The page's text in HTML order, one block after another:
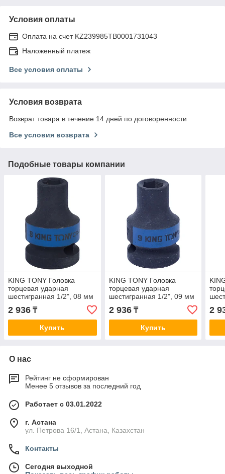
Условия оплаты
Оплата на счет KZ239985TB0001731043
Наложенный платеж
Все условия оплаты
Условия возврата
Возврат товара в течение 14 дней по договоренности
Все условия возврата
Подобные товары компании
KING TONY Головка
торцевая ударная
шестигранная 1/2", 08 мм
2 936 ₸
Купить
KING TONY Головка
торцевая ударная
шестигранная 1/2", 09 мм
2 936₸
Купить
2
О нас
Рейтинг не сформирован
Менее 5 отзывов за последний год
Работает с 03.01.2022
г. Астана
ул. Петрова 16/1, Астана, Казахстан
Контакты
Сегодня выходной